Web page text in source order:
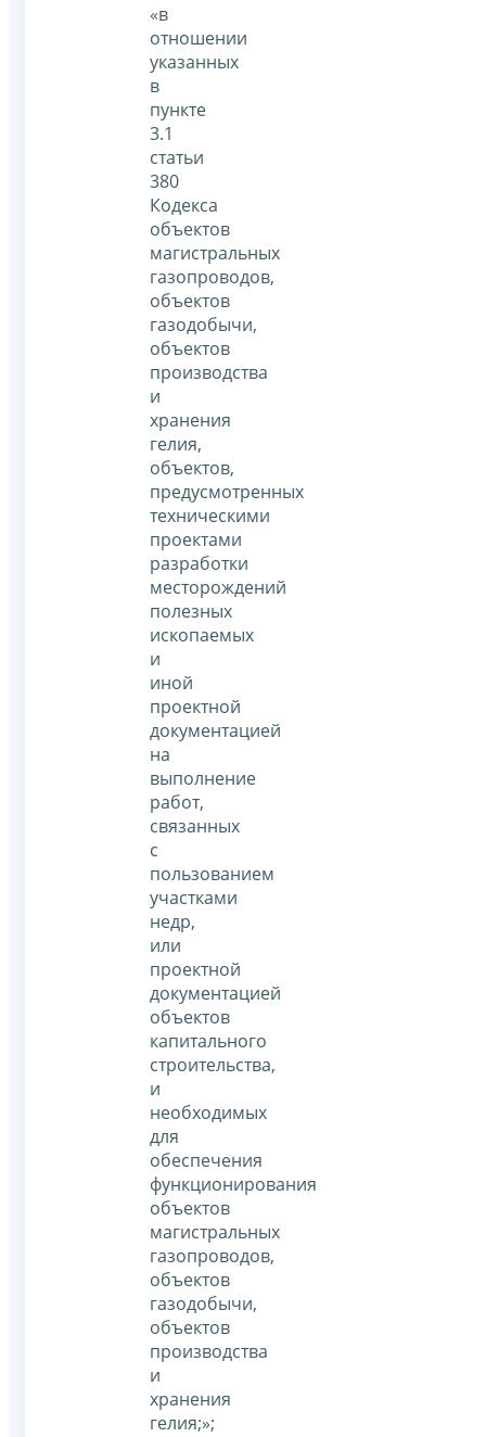
«в
отношении
указанных
в
пункте
3.1
статьи
380
Кодекса
объектов
магистральных
газопроводов,
объектов
газодобычи,
объектов
производства
и
хранения
гелия,
объектов,
предусмотренных
техническими
проектами
разработки
месторождений
полезных
ископаемых
и
иной
проектной
документацией
на
выполнение
работ,
связанных
с
пользованием
участками
недр,
или
проектной
документацией
объектов
капитального
строительства,
и
необходимых
для
обеспечения
функционирования
объектов
магистральных
газопроводов,
объектов
газодобычи,
объектов
производства
и
хранения
гелия;»;